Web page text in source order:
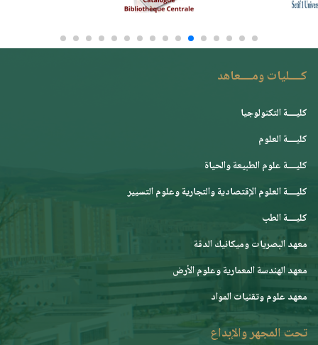
كــــليات ومــــعاهد
كليــــة التكنولوجيا
كليــــة العلوم
كليــــة علوم الطبيعة والحياة
كليــــة العلوم الإقتصادية والتجارية وعلوم التسيير
كليــــة الطب
معهد البصريات وميكانيك الدقة
معهد الهندسة المعمارية وعلوم الأرض
معهد علوم وتقنيات المواد
تحت المجهر والإبداع